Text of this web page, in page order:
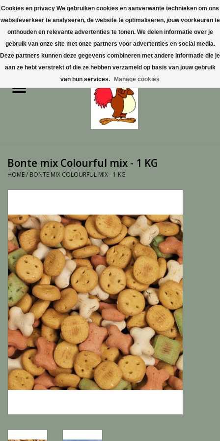
0 Artikelen - €0,00
Home
Vogelproducten aanschaffen
in Limburg
Katten
Knaagdieren
Hoefdieren
Paarden
Diversen producten
Tuin Benodigdheden
Vissen
Bonte mix Colourful mix - 1 KG
HOME/ BONTE MIX COLOURFUL MIX - 1 KG
Cookies en privacy We gebruiken cookies en aanverwante technieken om ons
websiteverkeer te analyseren, de website te optimaliseren, jouw voorkeuren te
onthouden en relevante advertenties te tonen. We delen informatie over je
gebruik van onze site met onze partners voor advertenties en social media.
Deze partners kunnen deze gegevens combineren met andere informatie die je
aan ze hebt verstrekt of die ze hebben verzameld op basis van jouw gebruik
van hun services.
Manage cookies